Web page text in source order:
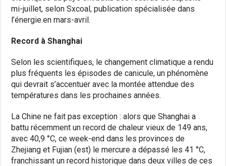
mi-juillet, selon Sxcoal, publication spécialisée dans
l’énergie.en mars-avril.
Record à Shanghai
Selon les scientifiques, le changement climatique a rendu
plus fréquents les épisodes de canicule, un phénomène
qui devrait s’accentuer avec la montée attendue des
températures dans les prochaines années.
La Chine ne fait pas exception : alors que Shanghai a
battu récemment un record de chaleur vieux de 149 ans,
avec 40,9 °C, ce week-end dans les provinces de
Zhejiang et Fujian (est) le mercure a dépassé les 41 °C,
franchissant un record historique dans deux villes de ces